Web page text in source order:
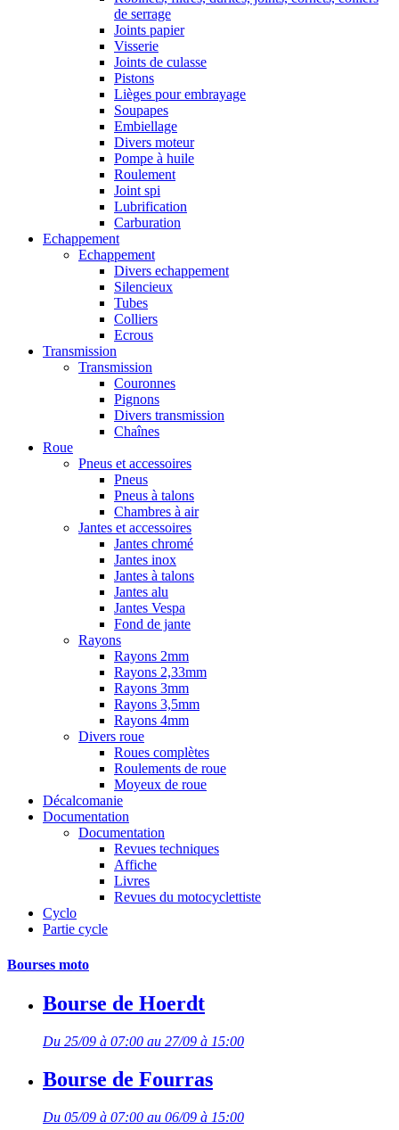
de serrage
Joints papier
Visserie
Joints de culasse
Pistons
Lièges pour embrayage
Soupapes
Embiellage
Divers moteur
Pompe à huile
Roulement
Joint spi
Lubrification
Carburation
Echappement
Echappement
Divers echappement
Silencieux
Tubes
Colliers
Ecrous
Transmission
Transmission
Couronnes
Pignons
Divers transmission
Chaînes
Roue
Pneus et accessoires
Pneus
Pneus à talons
Chambres à air
Jantes et accessoires
Jantes chromé
Jantes inox
Jantes à talons
Jantes alu
Jantes Vespa
Fond de jante
Rayons
Rayons 2mm
Rayons 2,33mm
Rayons 3mm
Rayons 3,5mm
Rayons 4mm
Divers roue
Roues complètes
Roulements de roue
Moyeux de roue
Décalcomanie
Documentation
Documentation
Revues techniques
Affiche
Livres
Revues du motocyclettiste
Cyclo
Partie cycle
Bourses moto
Bourse de Hoerdt
Du 25/09 à 07:00 au 27/09 à 15:00
Bourse de Fourras
Du 05/09 à 07:00 au 06/09 à 15:00